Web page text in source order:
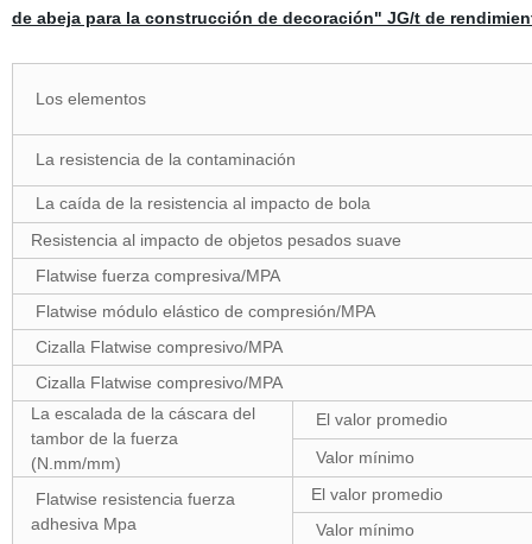
de abeja para la construcción de decoración" JG/t de
Los elementos
La resistencia de la contaminación
La caída de la resistencia al impacto de bola
Resistencia al impacto de objetos pesados suave
Flatwise fuerza compresiva/MPA
Flatwise módulo elástico de compresión/MPA
Cizalla Flatwise compresivo/MPA
Cizalla Flatwise compresivo/MPA
La escalada de la cáscara del
tambor de la fuerza
(N.mm/mm)
El valor promedio
Valor mínimo
Flatwise resistencia fuerza
adhesiva Mpa
El valor promedio
Valor mínimo